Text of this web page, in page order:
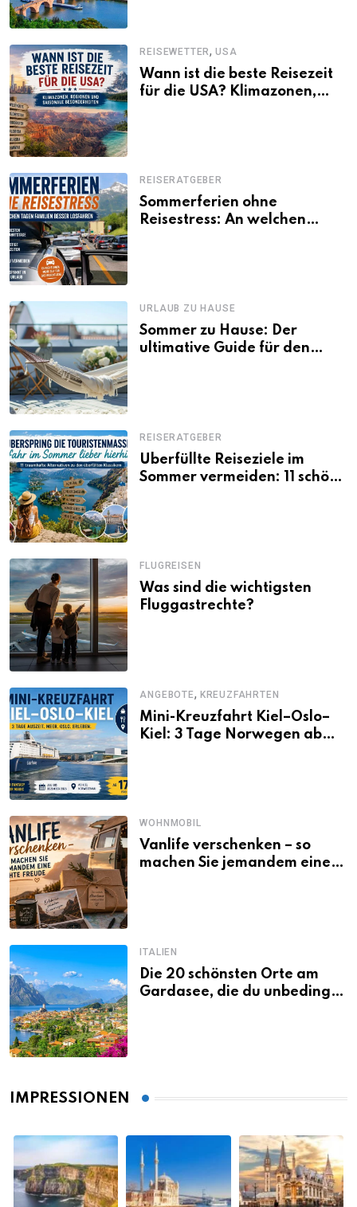
REISEWETTER,USA
Wann ist die beste Reisezeit
für die USA? Klimazonen,
REISERATGEBER
Sommerferien ohne
Reisestress: An welchen
URLAUB ZU HAUSE
Sommer zu Hause: Der
ultimative Guide für den
REISERATGEBER
Überfüllte Reiseziele im
Sommer vermeiden: 11 schöne
FLUGREISEN
Was sind die wichtigsten
Fluggastrechte?
ANGEBOTE, KREUZFAHRTEN
Mini-Kreuzfahrt Kiel–Oslo–
Kiel: 3 Tage Norwegen ab
WOHNMOBIL
Vanlife verschenken – so
machen Sie jemandem eine
ITALIEN
Die 20 schönsten Orte am
Gardasee, die du unbedingt
IMPRESSIONEN